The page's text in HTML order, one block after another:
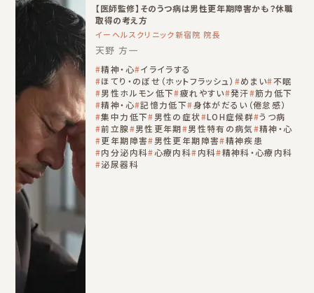
【医師監修】そのうつ病は男性更年期障害かも？休職
取得の考え方
イーヘルスクリニック新宿院 院長
天野 方一
精神・心 イライラする
ほてり・のぼせ（ホットフラッシュ）
めまい 不眠
男性ホルモン低下 疲れやすい 発汗 筋力低下
精神・心 記憶力低下 身体がだるい（倦怠感）
集中力低下 男性の症状 LOH症候群 うつ病
前立腺
男性更年期 男性特有の病気
精神・心
更年期障害 男性更年期障害 精神疾患
内分泌内科 心療内科 内科 精神科・心療内科
泌尿器科